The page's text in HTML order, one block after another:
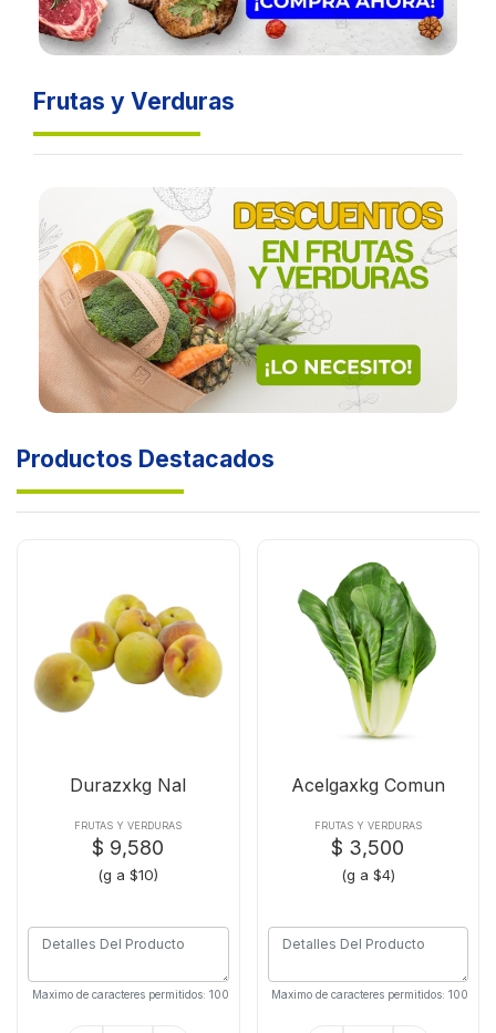
Frutas y Verduras
Productos Destacados
Durazxkg Nal
FRUTAS Y VERDURAS
$ 9,580
(g a $10)
Maximo de caracteres permitidos: 100
Acelgaxkg Comun
FRUTAS Y VERDURAS
$ 3,500
(g a $4)
Maximo de caracteres permitidos: 100